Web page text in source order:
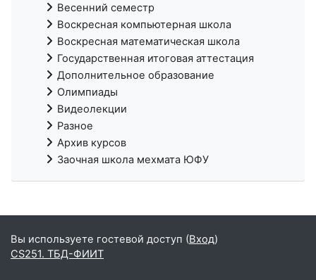
Весенний семестр
Воскресная компьютерная школа
Воскресная математическая школа
Государственная итоговая аттестация
Дополнительное образование
Олимпиады
Видеолекции
Разное
Архив курсов
Заочная школа мехмата ЮФУ
Вы используете гостевой доступ (Вход)
CS251. ТБД-ФИИТ